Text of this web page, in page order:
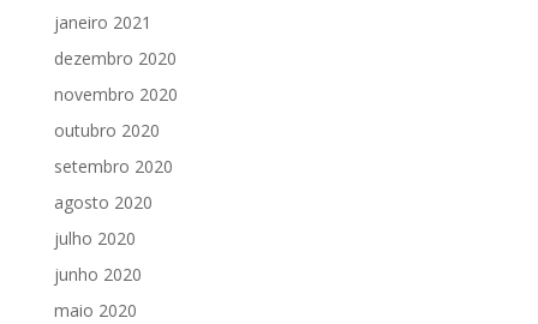
janeiro 2021
dezembro 2020
novembro 2020
outubro 2020
setembro 2020
agosto 2020
julho 2020
junho 2020
maio 2020